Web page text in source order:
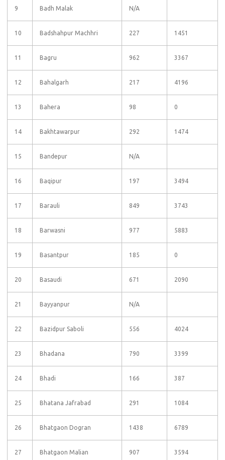
9 Badh Malak N/A
10 Badshahpur Machhri 227 1451
11 Bagru 962 3367
12 Bahalgarh 217 4196
13 Bahera 98 0
14 Bakhtawarpur 292 1474
15 Bandepur N/A
16 Baqipur 197 3494
17 Barauli 849 3743
18 Barwasni 977 5883
19 Basantpur 185 0
20 Basaudi 671 2090
21 Bayyanpur N/A
22 Bazidpur Saboli 556 4024
23 Bhadana 790 3399
24 Bhadi 166 387
25 Bhatana Jafrabad 291 1084
26 Bhatgaon Dogran 1438 6789
27 Bhatgaon Malian 907 3594